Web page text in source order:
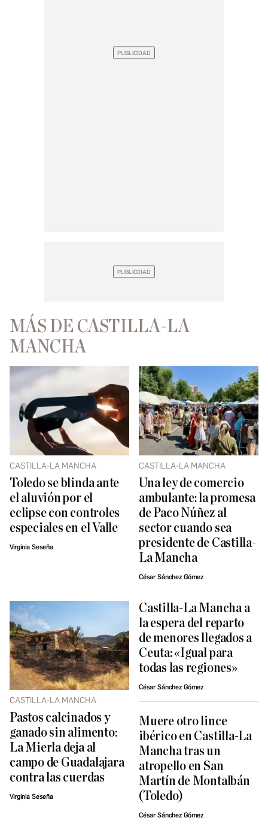
MÁS DE CASTILLA-LA
MANCHA
CASTILLA-LA MANCHA
Toledo se blinda ante
el aluvión por el
eclipse con controles
especiales en el Valle
Virginia Seseña
CASTILLA-LA MANCHA
Una ley de comercio
ambulante: la promesa
de Paco Núñez al
sector cuando sea
presidente de Castilla-
La Mancha
César Sánchez Gómez
CASTILLA-LA MANCHA
Pastos calcinados y
ganado sin alimento:
La Mierla deja al
campo de Guadalajara
contra las cuerdas
Virginia Seseña
Castilla-La Mancha a
la espera del reparto
de menores llegados a
Ceuta: «Igual para
todas las regiones»
César Sánchez Gómez
Muere otro lince
ibérico en Castilla-La
Mancha tras un
atropello en San
Martín de Montalbán
(Toledo)
César Sánchez Gómez